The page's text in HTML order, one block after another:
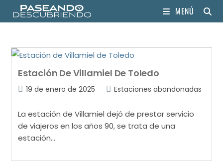
MENÚ
Estación De Villamiel De Toledo
19 de enero de 2025 Estaciones abandonadas
La estación de Villamiel dejó de prestar servicio
de viajeros en los años 90, se trata de una
estación…